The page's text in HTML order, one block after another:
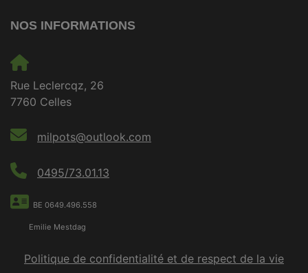
NOS INFORMATIONS
Rue Leclercqz, 26
7760 Celles
milpots@outlook.com
0495/73.01.13
BE 0649.496.558
Emilie Mestdag
Politique de confidentialité et de respect de la vie